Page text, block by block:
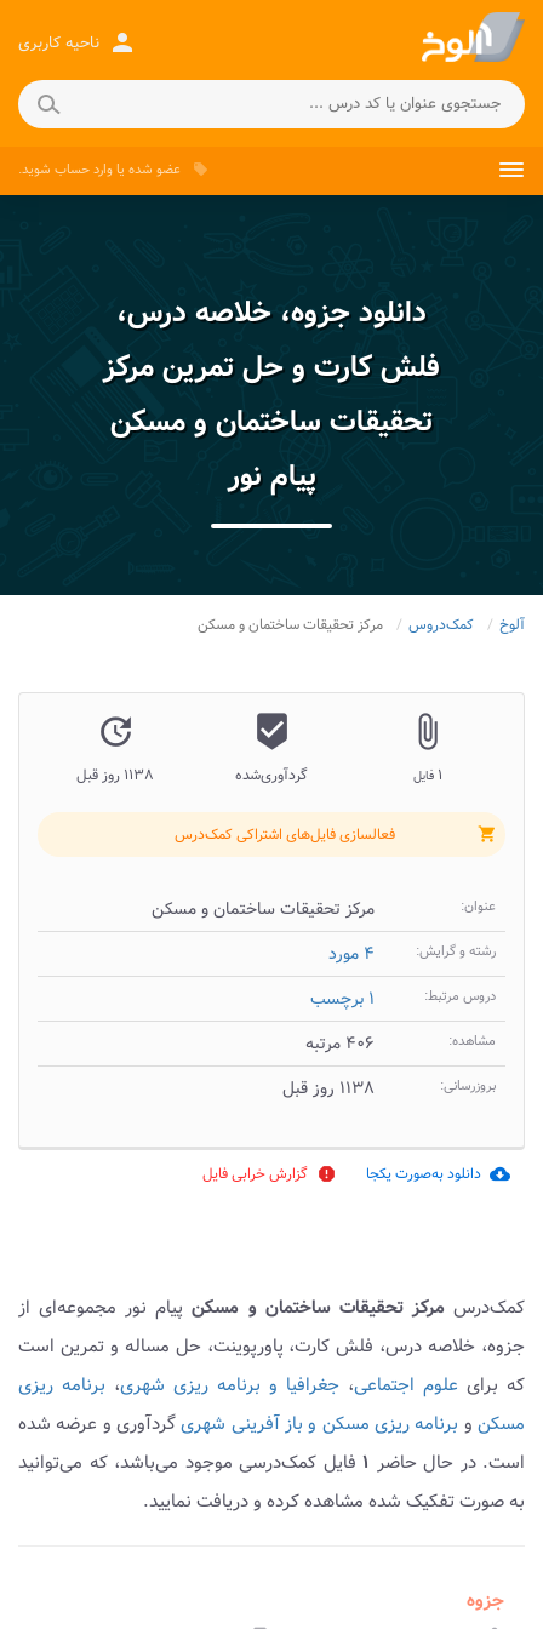
person ناحیه کاربری
local_offer عضو شده یاوارد حساب شوید.
دانلود جزوه، خلاصه درس،
فلش کارت و حل تمرین مرکز
تحقیقات ساختمان و مسکن
پیام نور
آلوخ کمک‌دروس مرکز تحقیقات ساختمان و مسکن
attach_file
۱ فایل
beenhere
گردآوری‌شده
update
۱۱۳۸ روز قبل
shopping_cart فعالسازی فایل‌های اشتراکی کمک‌درس
عنوان: مرکز تحقیقات ساختمان و مسکن
رشته و گرایش: ۴ مورد
دروس مرتبط: ۱ برچسب
مشاهده: ۴۰۶ مرتبه
بروزرسانی: ۱۱۳۸ روز قبل
cloud_download دانلود به‌صورت یکجا report گزارش خرابی فایل
کمک‌درسمرکز تحقیقات ساختمان و مسکنپیام نور مجموعه‌ای از
جزوه، خلاصه درس، فلش کارت، پاورپوینت، حل مساله و تمرین است
که برای علوم اجتماعی، جغرافیا و برنامه ریزی شهری، برنامه ریزی
مسکنو برنامه ریزی مسکن و باز آفرینی شهریگردآوری و عرضه شده
است. در حال حاضر ۱ فایل کمک‌درسی موجود می‌باشد، که می‌توانید
به صورت تفکیک شده مشاهده کرده و دریافت نمایید.
جزوه